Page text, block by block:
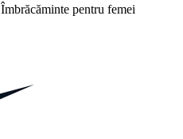
Îmbrăcăminte pentru femei